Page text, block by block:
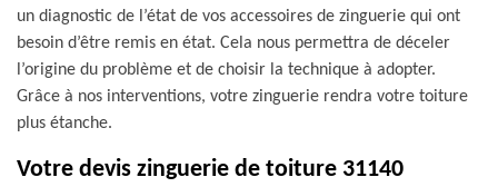
un diagnostic de l’état de vos accessoires de zinguerie qui ont
besoin d’être remis en état. Cela nous permettra de déceler
l’origine du problème et de choisir la technique à adopter.
Grâce à nos interventions, votre zinguerie rendra votre toiture
plus étanche.
Votre devis zinguerie de toiture 31140